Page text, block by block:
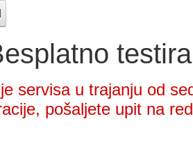
servisa u trajanju od
pošaljete upit na